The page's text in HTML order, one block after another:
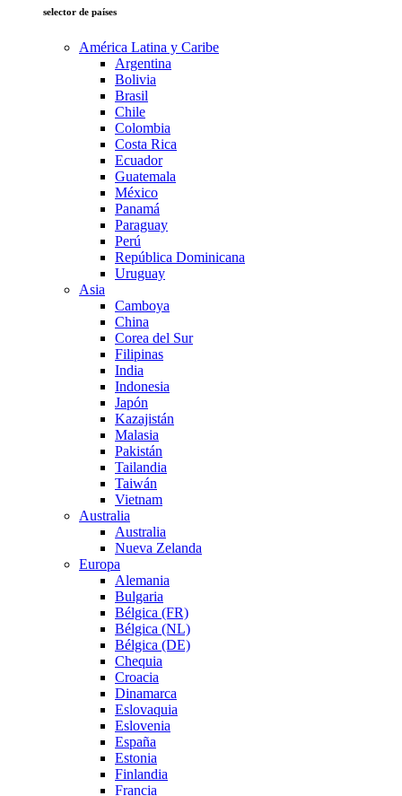
selector de países
América Latina y Caribe
Argentina
Bolivia
Brasil
Chile
Colombia
Costa Rica
Ecuador
Guatemala
México
Panamá
Paraguay
Perú
República Dominicana
Uruguay
Asia
Camboya
China
Corea del Sur
Filipinas
India
Indonesia
Japón
Kazajistán
Malasia
Pakistán
Tailandia
Taiwán
Vietnam
Australia
Australia
Nueva Zelanda
Europa
Alemania
Bulgaria
Bélgica (FR)
Bélgica (NL)
Bélgica (DE)
Chequia
Croacia
Dinamarca
Eslovaquia
Eslovenia
España
Estonia
Finlandia
Francia